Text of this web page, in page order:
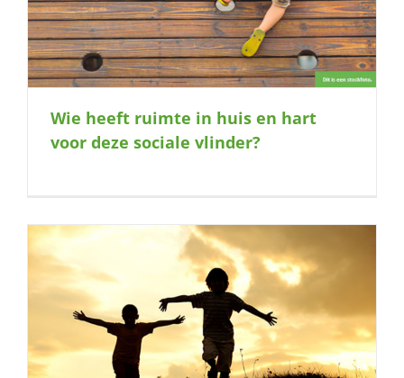
Wie heeft ruimte in huis en hart
voor deze sociale vlinder?